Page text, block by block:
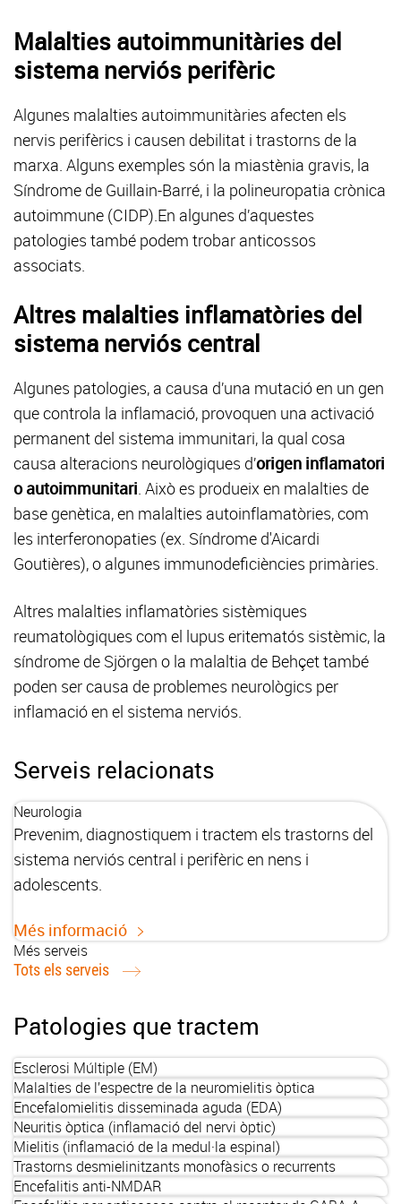
Malalties autoimmunitàries del
sistema nerviós perifèric
Algunes malalties autoimmunitàries afecten els
nervis perifèrics i causen debilitat i trastorns de la
marxa. Alguns exemples són la miastènia gravis, la
Síndrome de Guillain-Barré, i la polineuropatia crònica
autoimmune (CIDP).En algunes d’aquestes
patologies també podem trobar anticossos
associats.
Altres malalties inflamatòries del
sistema nerviós central
Algunes patologies, a causa d’una mutació en un gen
que controla la inflamació, provoquen una activació
permanent del sistema immunitari, la qual cosa
causa alteracions neurològiques d’origen inflamatori
o autoimmunitari. Això es produeix en malalties de
base genètica, en malalties autoinflamatòries, com
les interferonopaties (ex. Síndrome d'Aicardi
Goutières), o algunes immunodeficiències primàries.
Altres malalties inflamatòries sistèmiques
reumatològiques com el lupus eritematós sistèmic, la
síndrome de Sjörgen o la malaltia de Behçet també
poden ser causa de problemes neurològics per
inflamació en el sistema nerviós.
Serveis relacionats
Neurologia
Prevenim, diagnostiquem i tractem els trastorns del
sistema nerviós central i perifèric en nens i
adolescents.
Més informació
Més serveis
Tots els serveis
Patologies que tractem
Esclerosi Múltiple (EM)
Malalties de l’espectre de la neuromielitis òptica
Encefalomielitis disseminada aguda (EDA)
Neuritis òptica (inflamació del nervi òptic)
Mielitis (inflamació de la medul·la espinal)
Trastorns desmielinitzants monofàsics o recurrents
Encefalitis anti-NMDAR